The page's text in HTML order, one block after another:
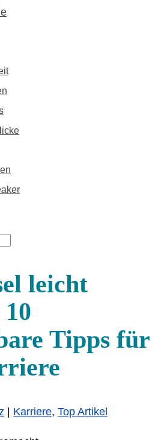
leicht
Tipps für
| Karriere, Top Artikel